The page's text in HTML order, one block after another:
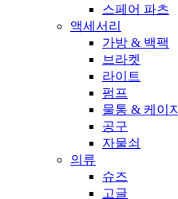
스페어 파츠
액세서리
가방 & 백팩
브라켓
라이트
펌프
물통 & 케이지
공구
자물쇠
의류
슈즈
고글